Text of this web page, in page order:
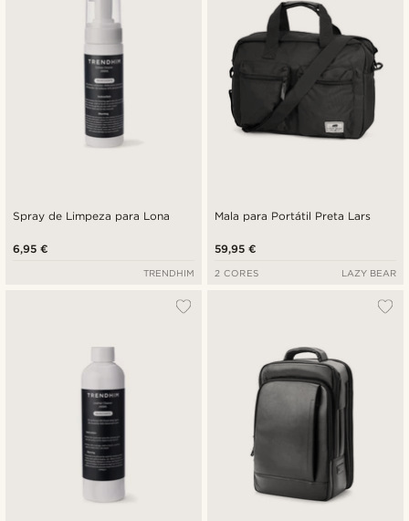
Spray de Limpeza para Lona
6,95 €
TRENDHIM
Mala para Portátil Preta Lars
59,95 €
2 CORES LAZY BEAR